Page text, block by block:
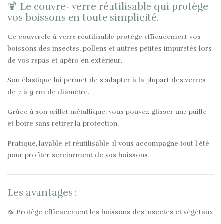
🍹 Le couvre- verre réutilisable qui protège
vos boissons en toute simplicité.
Ce couvercle à verre réutilisable protège efficacement vos
boissons des insectes, pollens et autres petites impuretés lors
de vos repas et apéro en extérieur.
Son élastique lui permet de s'adapter à la plupart des verres
de 7 à 9 cm de diamètre.
Grâce à son œillet métallique, vous pouvez glisser une paille
et boire sans retirer la protection.
Pratique, lavable et réutilisable, il vous accompagne tout l'été
pour profiter sereinement de vos boissons.
Les avantages :
🦟 Protège efficacement les boissons des insectes et végétaux